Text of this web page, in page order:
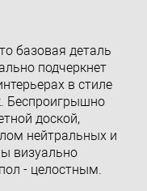
базовая деталь
подчеркнет
в стиле
Беспроигрышно
доской,
нейтральных и
визуально
- целостным.